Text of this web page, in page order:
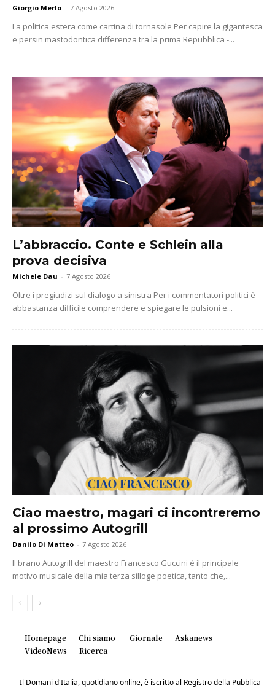
Giorgio Merlo - 7 Agosto 2026
La politica estera come cartina di tornasole Per capire la gigantesca
e persin mastodontica differenza tra la prima Repubblica -...
L’abbraccio. Conte e Schlein alla
prova decisiva
Michele Dau - 7 Agosto 2026
Oltre i pregiudizi sul dialogo a sinistra Per i commentatori politici è
abbastanza difficile comprendere e spiegare le pulsioni e...
Ciao maestro, magari ci incontreremo
al prossimo Autogrill
Danilo Di Matteo - 7 Agosto 2026
Il brano Autogrill del maestro Francesco Guccini è il principale
motivo musicale della mia terza silloge poetica, tanto che,...
Homepage Chi siamo Giornale
Askanews
VideoNews
Ricerca
Il Domani d'Italia, quotidiano online, è iscritto al Registro della Pubblica